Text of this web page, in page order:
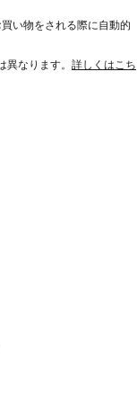
い物をされる際に自動的
なります。 詳しくはこち